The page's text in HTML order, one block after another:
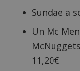
Sundae a
Un Mc
11,20€